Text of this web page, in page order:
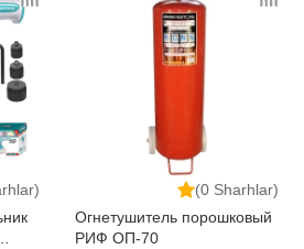
miqdorda yetkazib beramiz.
eng yaxshi narx
ikarvon.uz dan Yong'in
- bu eng keng narxlar oralig'i. Va
tizimlari toifasidagi har
narx mavjud.
(0 Sharhlar)
Огнетушитель порошковый
РИФ ОП-70